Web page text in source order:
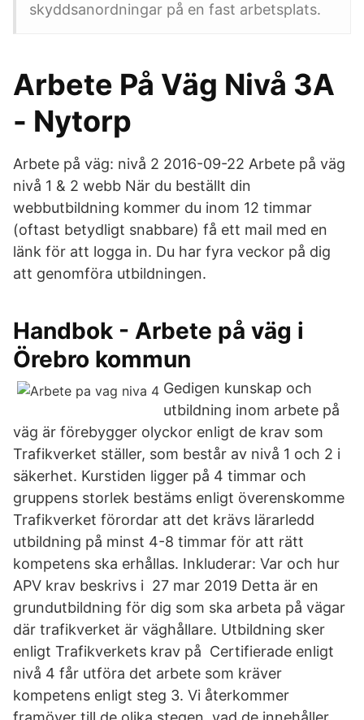
skyddsanordningar på en fast arbetsplats.
Arbete På Väg Nivå 3A
- Nytorp
Arbete på väg: nivå 2 2016-09-22 Arbete på väg
nivå 1 & 2 webb När du beställt din
webbutbildning kommer du inom 12 timmar
(oftast betydligt snabbare) få ett mail med en
länk för att logga in. Du har fyra veckor på dig
att genomföra utbildningen.
Handbok - Arbete på väg i
Örebro kommun
Gedigen kunskap och
utbildning inom arbete på
väg är förebygger olyckor enligt de krav som
Trafikverket ställer, som består av nivå 1 och 2 i
säkerhet. Kurstiden ligger på 4 timmar och
gruppens storlek bestäms enligt överenskomme
Trafikverket förordar att det krävs lärarledd
utbildning på minst 4-8 timmar för att rätt
kompetens ska erhållas. Inkluderar: Var och hur
APV krav beskrivs i 27 mar 2019 Detta är en
grundutbildning för dig som ska arbeta på vägar
där trafikverket är väghållare. Utbildning sker
enligt Trafikverkets krav på Certifierade enligt
nivå 4 får utföra det arbete som kräver
kompetens enligt steg 3. Vi återkommer